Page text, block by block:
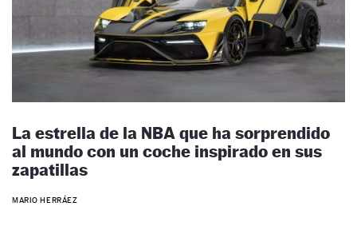
La estrella de la NBA que ha sorprendido
al mundo con un coche inspirado en sus
zapatillas
MARIO HERRÁEZ